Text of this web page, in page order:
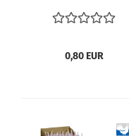
Durchmesser
0,80 EUR